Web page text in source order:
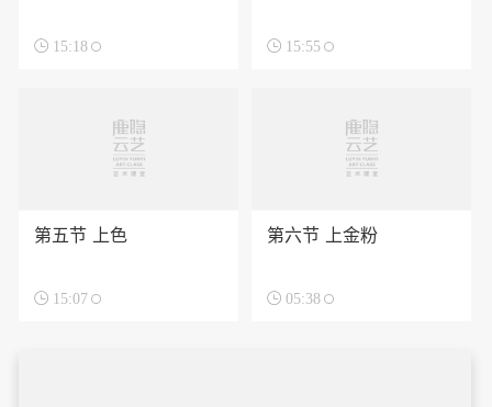
 15:18  15:55
第五节 上色
 15:07
第六节 上金粉
 05:38